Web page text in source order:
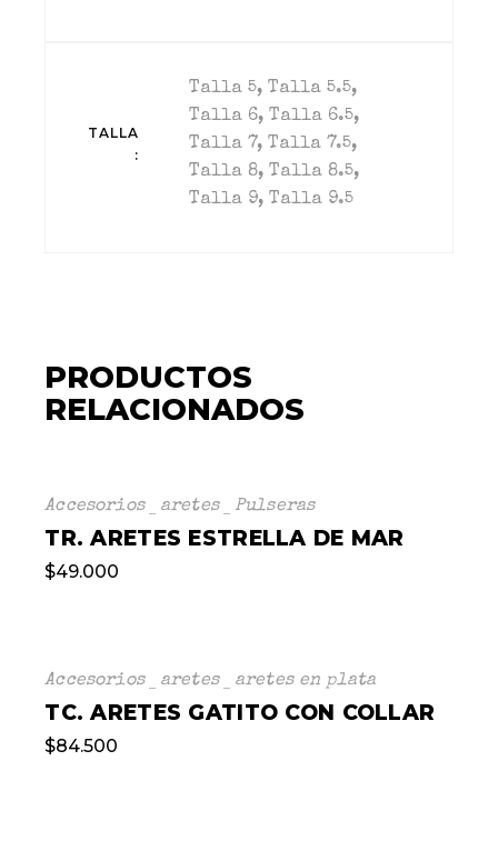
TALLA
Talla 5, Talla 5.5,
Talla 6, Talla 6.5,
Talla 7, Talla 7.5,
Talla 8, Talla 8.5,
Talla 9, Talla 9.5
PRODUCTOS
RELACIONADOS
Accesorios aretes Pulseras
TR. ARETES ESTRELLA DE MAR
$49.000
Accesorios aretes aretes en plata
TC. ARETES GATITO CON COLLAR
$84.500